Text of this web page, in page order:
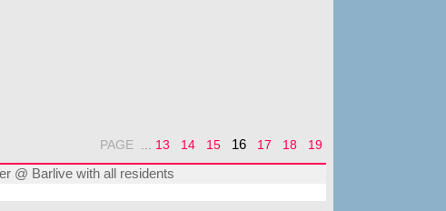
PAGE 13 14 15 16 17 18 19
@ Barlive with all residents